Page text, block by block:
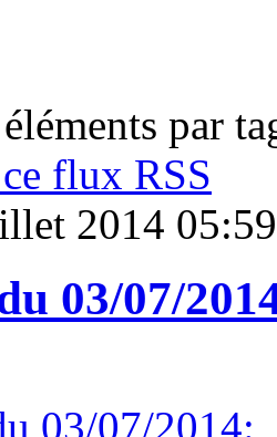
par
flux RSS
2014 05:59
03/07/